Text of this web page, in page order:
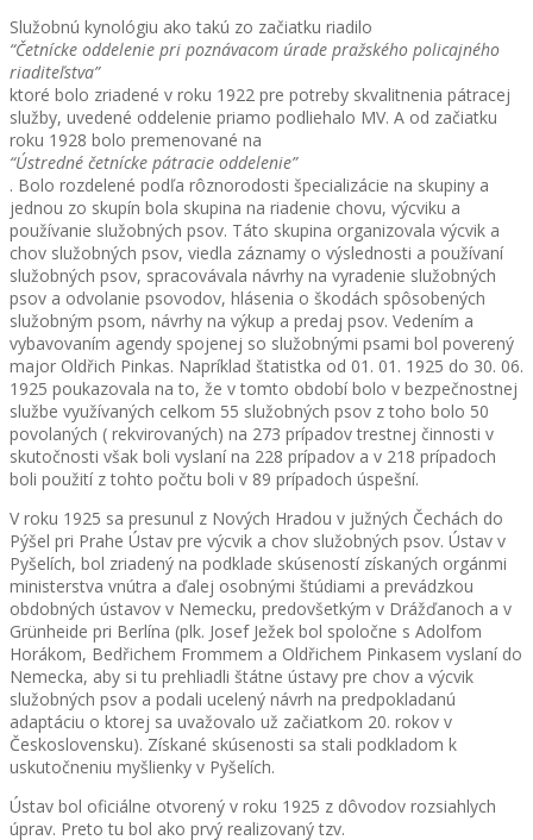
Služobnú kynológiu ako takú zo začiatku riadilo
“Četnícke oddelenie pri poznávacom úrade pražského policajného
riaditeľstva”
ktoré bolo zriadené v roku 1922 pre potreby skvalitnenia pátracej
služby, uvedené oddelenie priamo podliehalo MV. A od začiatku
roku 1928 bolo premenované na
“Ústredné četnícke pátracie oddelenie”
. Bolo rozdelené podľa rôznorodosti špecializácie na skupiny a
jednou zo skupín bola skupina na riadenie chovu, výcviku a
používanie služobných psov. Táto skupina organizovala výcvik a
chov služobných psov, viedla záznamy o výslednosti a používaní
služobných psov, spracovávala návrhy na vyradenie služobných
psov a odvolanie psovodov, hlásenia o škodách spôsobených
služobným psom, návrhy na výkup a predaj psov. Vedením a
vybavovaním agendy spojenej so služobnými psami bol poverený
major Oldřich Pinkas. Napríklad štatistka od 01. 01. 1925 do 30. 06.
1925 poukazovala na to, že v tomto období bolo v bezpečnostnej
službe využívaných celkom 55 služobných psov z toho bolo 50
povolaných ( rekvirovaných) na 273 prípadov trestnej činnosti v
skutočnosti však boli vyslaní na 228 prípadov a v 218 prípadoch
boli použití z tohto počtu boli v 89 prípadoch úspešní.
V roku 1925 sa presunul z Nových Hradou v južných Čechách do
Pýšel pri Prahe Ústav pre výcvik a chov služobných psov. Ústav v
Pyšelích, bol zriadený na podklade skúseností získaných orgánmi
ministerstva vnútra a ďalej osobnými štúdiami a prevádzkou
obdobných ústavov v Nemecku, predovšetkým v Drážďanoch a v
Grünheide pri Berlína (plk. Josef Ježek bol spoločne s Adolfom
Horákom, Bedřichem Frommem a Oldřichem Pinkasem vyslaní do
Nemecka, aby si tu prehliadli štátne ústavy pre chov a výcvik
služobných psov a podali ucelený návrh na predpokladanú
adaptáciu o ktorej sa uvažovalo už začiatkom 20. rokov v
Československu). Získané skúsenosti sa stali podkladom k
uskutočneniu myšlienky v Pyšelích.
Ústav bol oficiálne otvorený v roku 1925 z dôvodov rozsiahlych
úprav. Preto tu bol ako prvý realizovaný tzv.